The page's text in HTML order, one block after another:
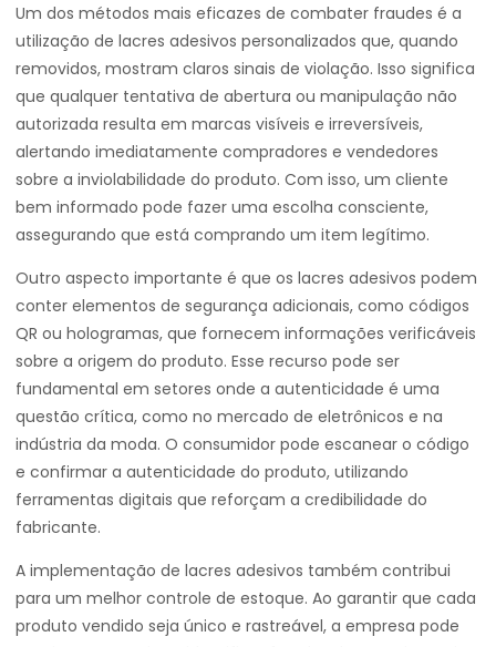
Um dos métodos mais eficazes de combater fraudes é a
utilização de lacres adesivos personalizados que, quando
removidos, mostram claros sinais de violação. Isso significa
que qualquer tentativa de abertura ou manipulação não
autorizada resulta em marcas visíveis e irreversíveis,
alertando imediatamente compradores e vendedores
sobre a inviolabilidade do produto. Com isso, um cliente
bem informado pode fazer uma escolha consciente,
assegurando que está comprando um item legítimo.
Outro aspecto importante é que os lacres adesivos podem
conter elementos de segurança adicionais, como códigos
QR ou hologramas, que fornecem informações verificáveis
sobre a origem do produto. Esse recurso pode ser
fundamental em setores onde a autenticidade é uma
questão crítica, como no mercado de eletrônicos e na
indústria da moda. O consumidor pode escanear o código
e confirmar a autenticidade do produto, utilizando
ferramentas digitais que reforçam a credibilidade do
fabricante.
A implementação de lacres adesivos também contribui
para um melhor controle de estoque. Ao garantir que cada
produto vendido seja único e rastreável, a empresa pode